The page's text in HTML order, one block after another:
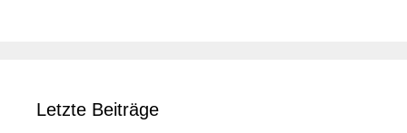
Letzte Beiträge